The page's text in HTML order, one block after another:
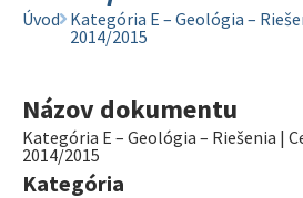
Úvod Kategória E – Geológia –
2014/2015
Názov dokumentu
Kategória E – Geológia – Riešenia |
2014/2015
Kategória